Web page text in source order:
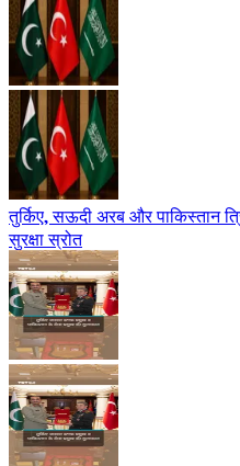
तुर्किए, सऊदी अरब और पाकिस्तान
सुरक्षा स्रोत